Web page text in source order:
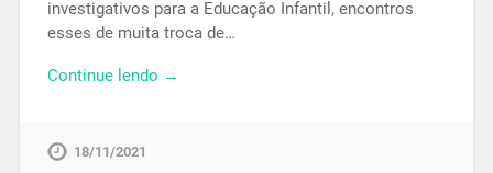
investigativos para a Educação Infantil, encontros
esses de muita troca de…
Continue lendo →
18/11/2021